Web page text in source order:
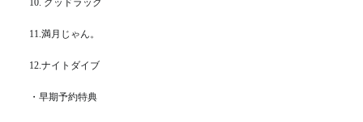
10. グッドラック
11.満月じゃん。
12.ナイトダイブ
・早期予約特典